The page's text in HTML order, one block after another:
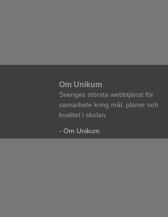
Om Unikum
Sveriges största webbtjänst för
samarbete kring mål, planer och
kvalitet i skolan.
- Om Unikum